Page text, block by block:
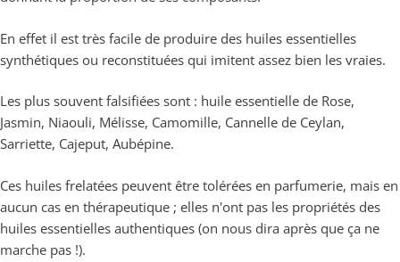
En effet il est très facile de produire des huiles essentielles
synthétiques ou reconstituées qui imitent assez bien les vraies.
Les plus souvent falsifiées sont : huile essentielle de Rose,
Jasmin, Niaouli, Mélisse, Camomille, Cannelle de Ceylan,
Sarriette, Cajeput, Aubépine.
Ces huiles frelatées peuvent être tolérées en parfumerie, mais en
aucun cas en thérapeutique ; elles n'ont pas les propriétés des
huiles essentielles authentiques (on nous dira après que ça ne
marche pas !).